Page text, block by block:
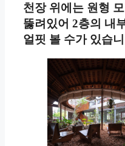
천장 위에는 원형
뚫려있어 2층의 내
얼핏 볼 수가 있습